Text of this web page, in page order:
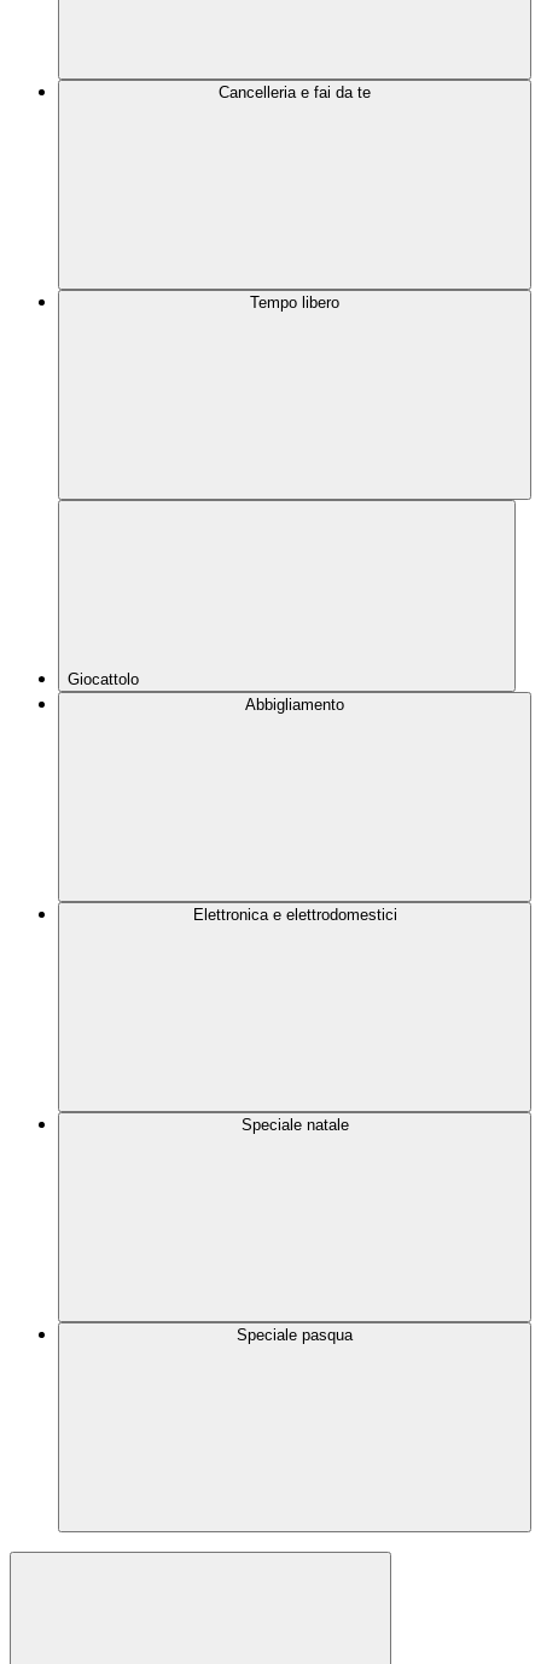
Cancelleria e fai da te
Tempo libero
Giocattolo
Abbigliamento
Elettronica e elettrodomestici
Speciale natale
Speciale pasqua